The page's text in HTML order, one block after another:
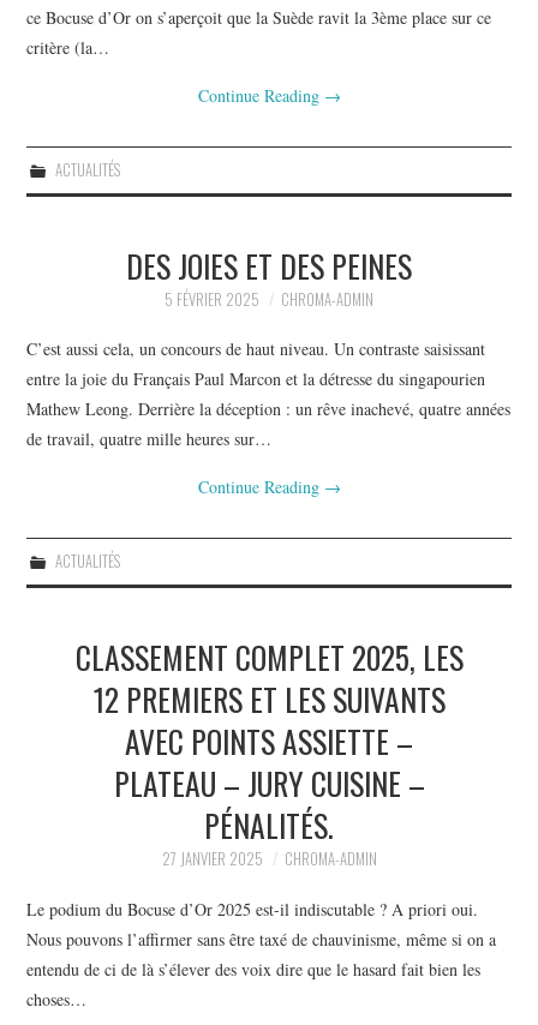
ce Bocuse d’Or on s’aperçoit que la Suède ravit la 3ème place sur ce
critère (la…
Continue Reading →
ACTUALITÉS
DES JOIES ET DES PEINES
5 FÉVRIER 2025 CHROMA-ADMIN
C’est aussi cela, un concours de haut niveau. Un contraste saisissant
entre la joie du Français Paul Marcon et la détresse du singapourien
Mathew Leong. Derrière la déception : un rêve inachevé, quatre années
de travail, quatre mille heures sur…
Continue Reading →
ACTUALITÉS
CLASSEMENT COMPLET 2025, LES
12 PREMIERS ET LES SUIVANTS
AVEC POINTS ASSIETTE –
PLATEAU – JURY CUISINE –
PÉNALITÉS.
27 JANVIER 2025 CHROMA-ADMIN
Le podium du Bocuse d’Or 2025 est-il indiscutable ? A priori oui.
Nous pouvons l’affirmer sans être taxé de chauvinisme, même si on a
entendu de ci de là s’élever des voix dire que le hasard fait bien les
choses…